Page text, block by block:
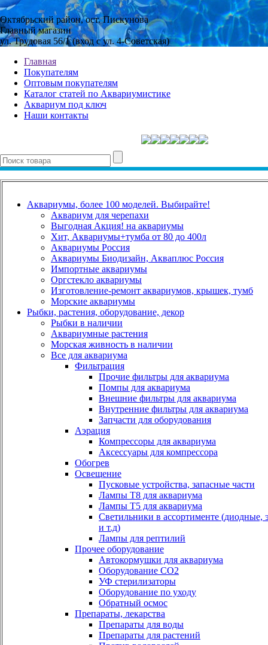
Октябрьский район, ост. Пискунова
Главный магазин
ул. Трудовая 56/1 (вход с ул. 4-Советская)
Главная
Покупателям
Оптовым покупателям
Каталог статей по Аквариумистике
Аквариум под ключ
Наши контакты
Аквариумы, более 100 моделей. Выбирайте!
Аквариум для черепахи
Выгодная Акция! на аквариумы
Хит, Аквариумы+тумба от 80 до 400л
Аквариумы Россия
Аквариумы Биодизайн, Акваплюс Россия
Импортные аквариумы
Оргстекло аквариумы
Изготовление-ремонт аквариумов, крышек, тумб
Морские аквариумы
Рыбки, растения, оборудование, декор
Рыбки в наличии
Аквариумные растения
Морская живность в наличии
Все для аквариума
Фильтрация
Прочие фильтры для аквариума
Помпы для аквариума
Внешние фильтры для аквариума
Внутренние фильтры для аквариума
Запчасти для оборудования
Аэрация
Компрессоры для аквариума
Аксессуары для компрессора
Обогрев
Освещение
Пусковые устройства, запасные части
Лампы Т8 для аквариума
Лампы Т5 для аквариума
Светильники в ассортименте (диодные,
и т.д)
Лампы для рептилий
Прочее оборудование
Автокормушки для аквариума
Оборудование СО2
УФ стерилизаторы
Оборудование по уходу
Обратный осмос
Препараты, лекарства
Препараты для воды
Препараты для растений